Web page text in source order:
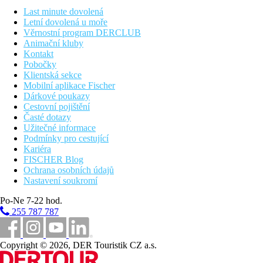
Ventilátor
Vlastní sociální zařízení s toaletou
Satelitní televize
Telefon
Bezpečnostní schránka za poplatek
Wi-Fi připojení za poplatek
Balkón nebo terasa
Pokoje se uklízejí jednou za tři dny. Výměna ložního prádla a
Vzdálenosti
600 m
Vzdálenost k pláži
46 km
Vzdálenost od nejbližšího letiště
Pláž
Plážová dovolená
Bazény
Last minute dovolená
Letní dovolená u moře
Věrnostní program DERCLUB
Animační kluby
Kontakt
Pobočky
Klientská sekce
Mobilní aplikace Fischer
Dárkové poukazy
Cestovní pojištění
Časté dotazy
Užitečné informace
Podmínky pro cestující
Kariéra
FISCHER Blog
Ochrana osobních údajů
Nastavení soukromí
Po-Ne 7-22 hod.
255 787 787
Copyright © 2026, DER Touristik CZ a.s.